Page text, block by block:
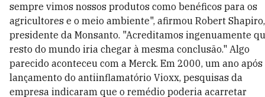
sempre vimos nossos produtos como benéficos para os
agricultores e o meio ambiente", afirmou Robert
presidente da Monsanto. "Acreditamos ingenuamente
resto do mundo iria chegar à mesma conclusão." Algo
parecido aconteceu com a Merck. Em 2000, um ano após
lançamento do antiinflamatório Vioxx, pesquisas da
empresa indicaram que o remédio poderia acarretar